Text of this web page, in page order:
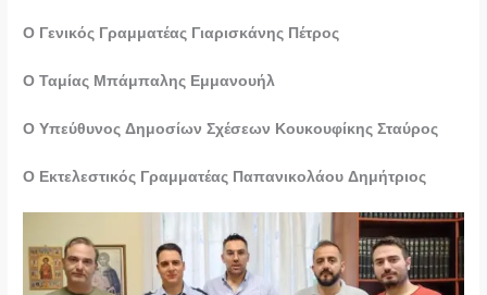
Ο Γενικός Γραμματέας Γιαρισκάνης Πέτρος
Ο Ταμίας Μπάμπαλης Εμμανουήλ
Ο Υπεύθυνος Δημοσίων Σχέσεων Κουκουφίκης Σταύρος
Ο Εκτελεστικός Γραμματέας Παπανικολάου Δημήτριος